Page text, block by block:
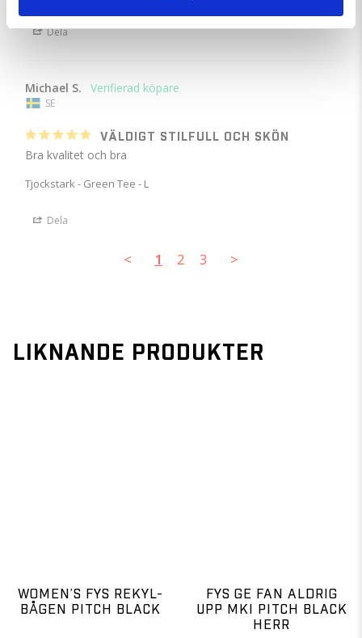
Dela
Michael S.
SE
VÄLDIGT STILFULL OCH SKÖN
Bra kvalitet och bra
Tjockstark - Green Tee - L
Dela
< 1 2 3 >
LIKNANDE PRODUKTER
WOMEN’S FYS REKYL-
BÅGEN PITCH BLACK
FYS GE FAN ALDRIG
UPP MKI PITCH BLACK
HERR